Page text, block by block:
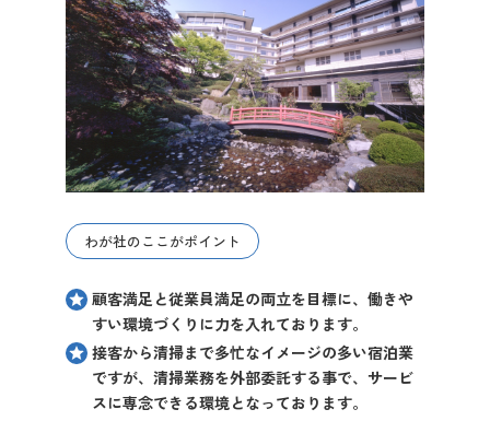
ぐんま就活ナビについて
会員登録
ログイン
わが社のここがポイント
顧客満足と従業員満足の両立を目標に、働きや
すい環境づくりに力を入れております。
接客から清掃まで多忙なイメージの多い宿泊業
ですが、清掃業務を外部委託する事で、サービ
スに専念できる環境となっております。